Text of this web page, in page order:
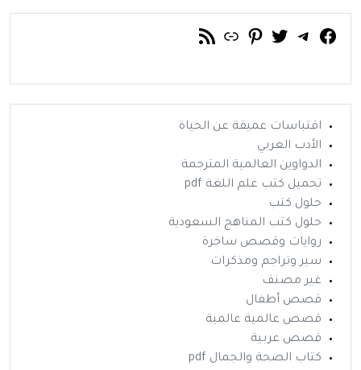
فيسبوك
تيليجرام
تويتربينتريست
رابطخلاصة RSS
اقتباسات عميقة عن الحياة
الأدب العربي
الدواوين العالمية المترجمة
تحميل كتب علم اللغة pdf
حلول كتب
حلول كتب المناهج السعودية
روايات وقصص ساخرة
سير وتراجم ومذكرات
غير مصنف
قصص أطفال
قصص عالمية عالمية
قصص عربية
كتاب الصحة والجمال pdf